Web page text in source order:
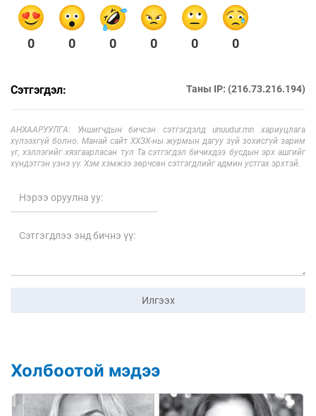
0 0 0 0 0 0
Сэтгэгдэл: Таны IP: (216.73.216.194)
АНХААРУУЛГА: Уншигчдын бичсэн сэтгэгдэлд unuudur.mn хариуцлага
хүлээхгүй болно. Манай сайт ХХЗХ-ны журмын дагуу зүй зохисгүй зарим
үг, хэллэгийг хязгаарласан тул Та сэтгэгдэл бичихдээ бусдын эрх ашгийг
хүндэтгэн үзнэ үү. Хэм хэмжээ зөрчсөн сэтгэгдлийг админ устгах эрхтэй.
Илгээх
Холбоотой мэдээ